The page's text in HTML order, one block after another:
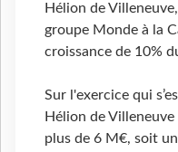
Hélion de
groupe Monde à la
croissance de 10%
Sur l'exercice qui
Hélion de Villeneuve
plus de 6 M€, soit